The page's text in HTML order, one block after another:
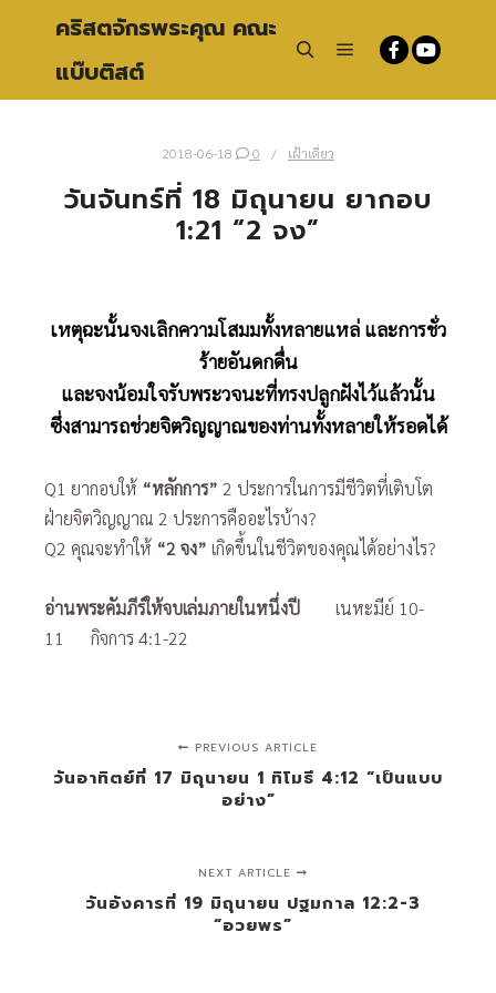
คริสตจักรพระคุณ คณะ
แบ๊บติสต์
2018-06-18 0 เฝ้าเดี่ยว
วันจันทร์ที่ 18 มิถุนายน ยากอบ
1:21 “2 จง”
เหตุฉะนั้นจงเลิกความโสมมทั้งหลายแหล่ และการชั่ว
ร้ายอันดกดื่น
และจงน้อมใจรับพระวจนะที่ทรงปลูกฝังไว้แล้วนั้น
ซึ่งสามารถช่วยจิตวิญญาณของท่านทั้งหลายให้รอดได้
Q1 ยากอบให้ “หลักการ” 2 ประการในการมีชีวิตที่เติบโต
ฝ่ายจิตวิญญาณ 2 ประการคืออะไรบ้าง?
Q2 คุณจะทำให้ “2 จง” เกิดขึ้นในชีวิตของคุณได้อย่างไร?
อ่านพระคัมภีร์ให้จบเล่มภายในหนึ่งปี เนหะมีย์ 10-
11 กิจการ 4:1-22
PREVIOUS ARTICLE
วันอาทิตย์ที่ 17 มิถุนายน 1 ทิโมธี 4:12 “เป็นแบบ
อย่าง”
NEXT ARTICLE
วันอังคารที่ 19 มิถุนายน ปฐมกาล 12:2-3
“อวยพร”